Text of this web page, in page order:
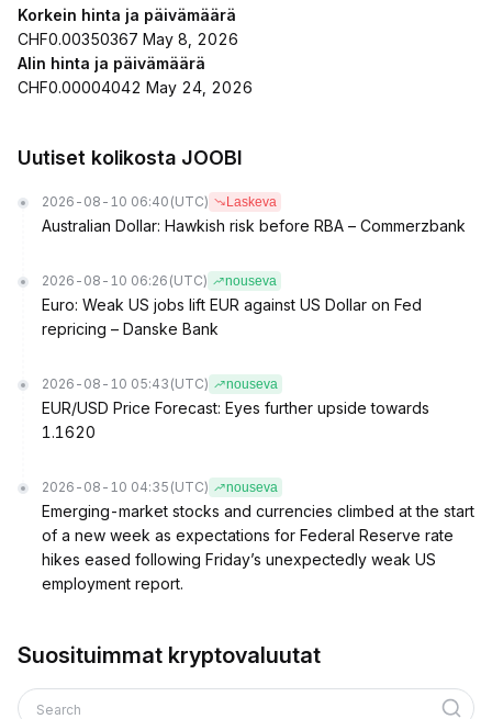
Korkein hinta ja päivämäärä
CHF0.00350367 May 8, 2026
Alin hinta ja päivämäärä
CHF0.00004042 May 24, 2026
Uutiset kolikosta JOOBI
2026-08-10 06:40 (UTC) Laskeva
Australian Dollar: Hawkish risk before RBA – Commerzbank
2026-08-10 06:26 (UTC) nouseva
Euro: Weak US jobs lift EUR against US Dollar on Fed
repricing – Danske Bank
2026-08-10 05:43 (UTC) nouseva
EUR/USD Price Forecast: Eyes further upside towards
1.1620
2026-08-10 04:35 (UTC) nouseva
Emerging-market stocks and currencies climbed at the start
of a new week as expectations for Federal Reserve rate
hikes eased following Friday’s unexpectedly weak US
employment report.
Suosituimmat kryptovaluutat
Search